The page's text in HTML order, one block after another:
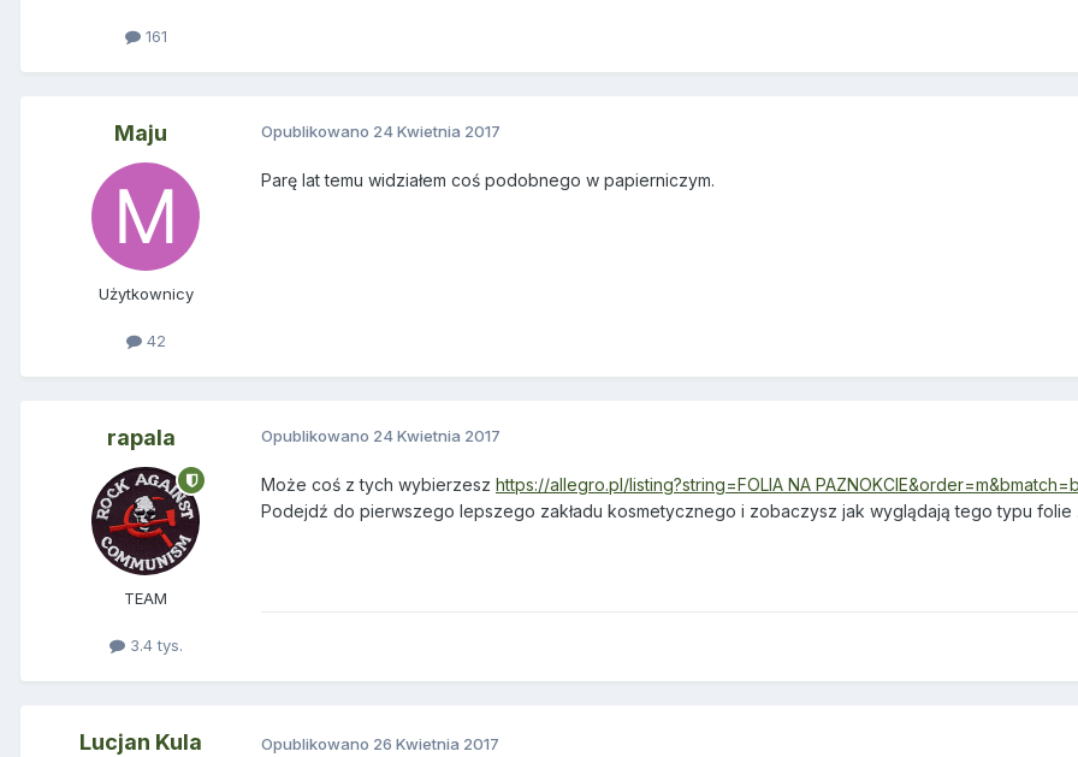
161
Maju
Użytkownicy
42
Opublikowano 24 Kwietnia 2017
Parę lat temu widziałem coś podobnego w papierniczym.
rapala
TEAM
3.4 tys.
Opublikowano 24 Kwietnia 2017
Może coś z tych wybierzesz https://allegro.pl/listing?string=FOLIA NA
Podejdź do pierwszego lepszego zakładu kosmetycznego i zobaczysz jak wyglądają tego typu folie .
Lucjan Kula Opublikowano 26 Kwietnia 2017